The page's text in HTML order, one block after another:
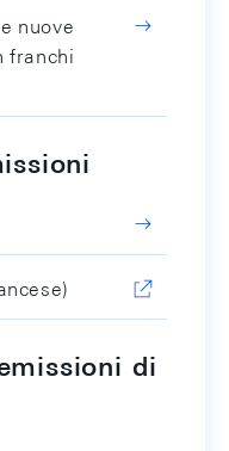
nuove
franchi
di